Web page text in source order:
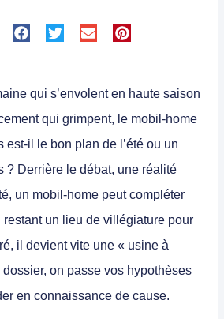
qui s’envolent en haute saison
qui grimpent, le mobil-home
est-il le bon plan de l’été ou un
? Derrière le débat, une réalité
un mobil-home peut compléter
restant un lieu de villégiature pour
il devient vite une « usine à
on passe vos hypothèses
en connaissance de cause.